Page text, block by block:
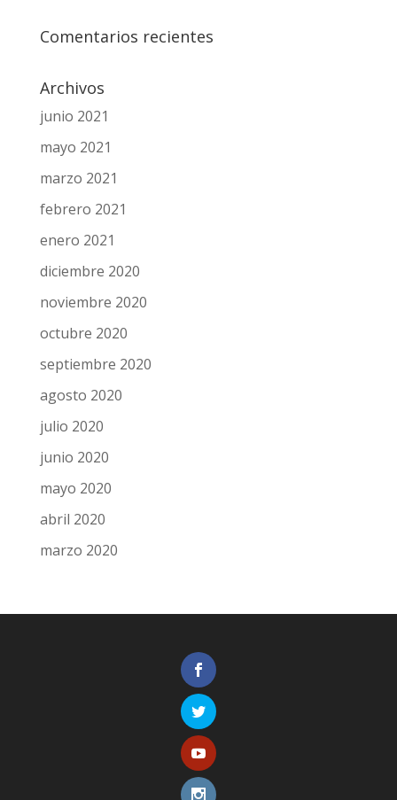
Comentarios recientes
Archivos
junio 2021
mayo 2021
marzo 2021
febrero 2021
enero 2021
diciembre 2020
noviembre 2020
octubre 2020
septiembre 2020
agosto 2020
julio 2020
junio 2020
mayo 2020
abril 2020
marzo 2020